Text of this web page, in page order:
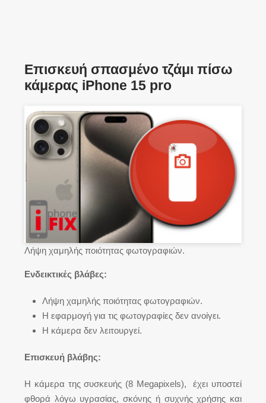
Επισκευή σπασμένο τζάμι πίσω
κάμερας iPhone 15 pro
Λήψη χαμηλής ποιότητας φωτογραφιών.
Ενδεικτικές βλάβες:
Λήψη χαμηλής ποιότητας φωτογραφιών.
Η εφαρμογή για τις φωτογραφίες δεν ανοίγει.
Η κάμερα δεν λειτουργεί.
Επισκευή βλάβης:
Η κάμερα της συσκευής (8 Megapixels), έχει υποστεί
φθορά λόγω υγρασίας, σκόνης ή συχνής χρήσης και